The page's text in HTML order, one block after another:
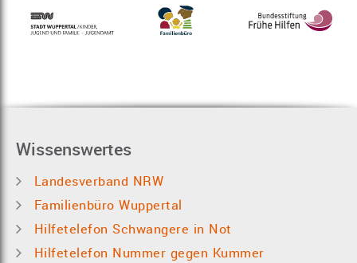
Wissenswertes
Landesverband NRW
Familienbüro Wuppertal
Hilfetelefon Schwangere in Not
Hilfetelefon Nummer gegen Kummer